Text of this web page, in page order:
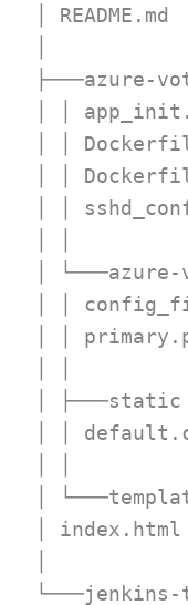
│ README.md
├───azure-
│ │
│ │
│ │
│ │
│
│ │
│ │
│ ├───static
│ │
│
│ index.html